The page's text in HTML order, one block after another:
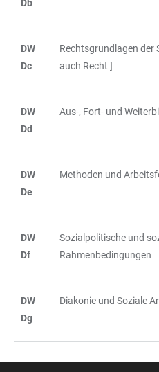
Db
DW
Dc
Rechtsgrundlagen der
auch Recht ]
DW
Dd
Aus-, Fort- und
DW
De
Methoden und
DW
Df
Sozialpolitische und
Rahmenbedingungen
DW
Dg
Diakonie und Soziale